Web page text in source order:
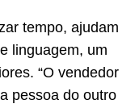
tempo, ajudam
linguagem, um
“O vendedor
pessoa do outro